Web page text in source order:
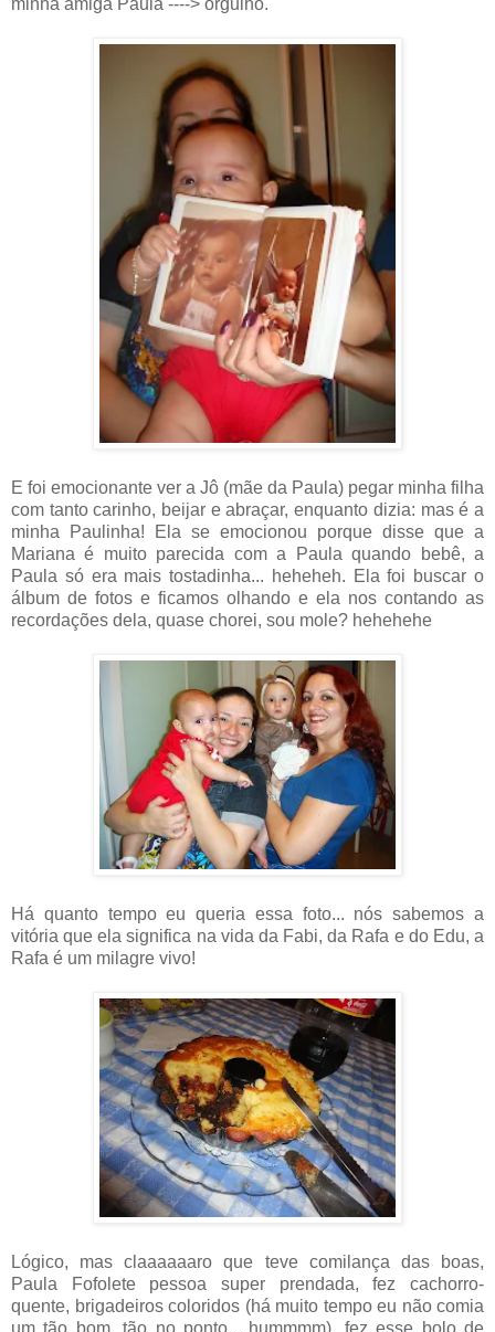
E foi emocionante ver a Jô (mãe da Paula) pegar minha filha
com tanto carinho, beijar e abraçar, enquanto dizia: mas é a
minha Paulinha! Ela se emocionou porque disse que a
Mariana é muito parecida com a Paula quando bebê, a
Paula só era mais tostadinha... heheheh. Ela foi buscar o
álbum de fotos e ficamos olhando e ela nos contando as
recordações dela, quase chorei, sou mole? hehehehe
Há quanto tempo eu queria essa foto... nós sabemos a
vitória que ela significa na vida da Fabi, da Rafa e do Edu, a
Rafa é um milagre vivo!
Lógico, mas claaaaaaro que teve comilança das boas,
Paula Fofolete pessoa super prendada, fez cachorro-
quente, brigadeiros coloridos (há muito tempo eu não comia
um tão bom, tão no ponto... hummmm), fez esse bolo de